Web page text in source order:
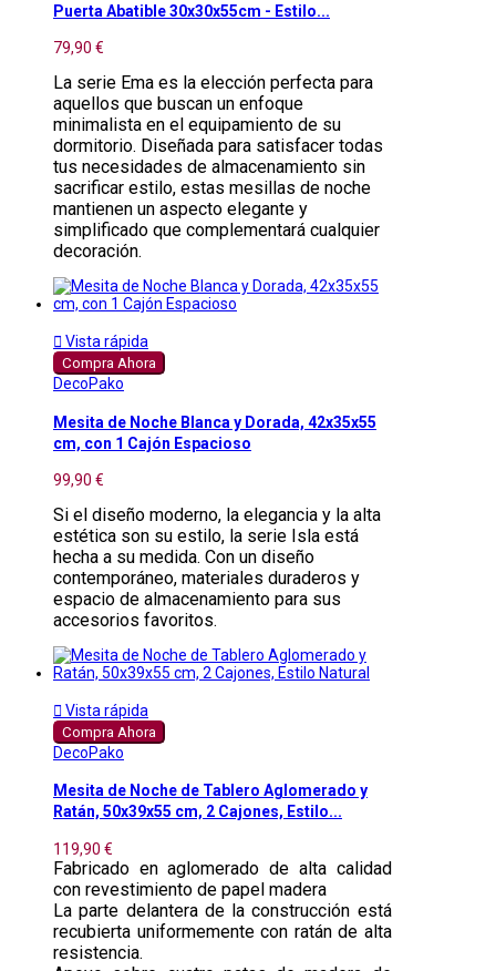
Puerta Abatible 30x30x55cm - Estilo...
79,90 €
La serie Ema es la elección perfecta para
aquellos que buscan un enfoque
minimalista en el equipamiento de su
dormitorio. Diseñada para satisfacer todas
tus necesidades de almacenamiento sin
sacrificar estilo, estas mesillas de noche
mantienen un aspecto elegante y
simplificado que complementará cualquier
decoración.
 Vista rápida
Compra Ahora
DecoPako
Mesita de Noche Blanca y Dorada, 42x35x55
cm, con 1 Cajón Espacioso
99,90 €
Si el diseño moderno, la elegancia y la alta
estética son su estilo, la serie Isla está
hecha a su medida. Con un diseño
contemporáneo, materiales duraderos y
espacio de almacenamiento para sus
accesorios favoritos.
 Vista rápida
Compra Ahora
DecoPako
Mesita de Noche de Tablero Aglomerado y
Ratán, 50x39x55 cm, 2 Cajones, Estilo...
119,90 €
Fabricado en aglomerado de alta calidad
con revestimiento de papel madera
La parte delantera de la construcción está
recubierta uniformemente con ratán de alta
resistencia.